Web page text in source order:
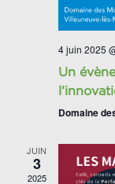
4 juin 2025
Un
Domaine
JUIN
3
2025